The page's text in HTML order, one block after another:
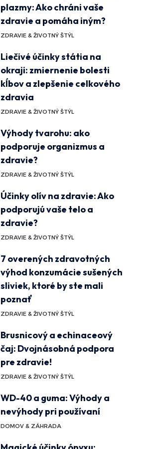
plazmy: Ako chráni vaše
zdravie a pomáha iným?
ZDRAVIE & ŽIVOTNÝ ŠTÝL
Liečivé účinky státia na
okraji: zmiernenie bolesti
kĺbov a zlepšenie celkového
zdravia
ZDRAVIE & ŽIVOTNÝ ŠTÝL
Výhody tvarohu: ako
podporuje organizmus a
zdravie?
ZDRAVIE & ŽIVOTNÝ ŠTÝL
Účinky olív na zdravie: Ako
podporujú vaše telo a
zdravie?
ZDRAVIE & ŽIVOTNÝ ŠTÝL
7 overených zdravotných
výhod konzumácie sušených
sliviek, ktoré by ste mali
poznať
ZDRAVIE & ŽIVOTNÝ ŠTÝL
Brusnicový a echinaceový
čaj: Dvojnásobná podpora
pre zdravie!
ZDRAVIE & ŽIVOTNÝ ŠTÝL
WD-40 a guma: Výhody a
nevýhody pri používaní
DOMOV & ZÁHRADA